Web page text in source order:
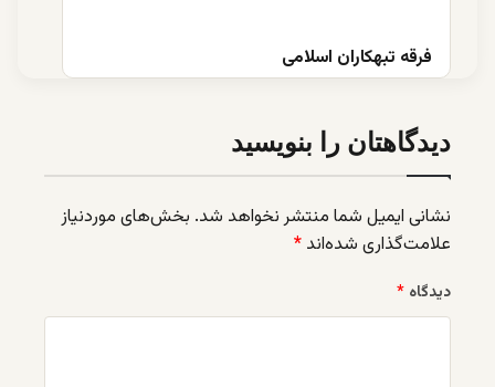
فرقه تبهکاران اسلامی
دیدگاهتان را بنویسید
نشانی ایمیل شما منتشر نخواهد شد. بخش‌های موردنیاز
علامت‌گذاری شده‌اند *
دیدگاه *